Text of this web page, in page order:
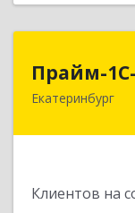
Прайм-
Екатеринбург
Клиентов на
620142,